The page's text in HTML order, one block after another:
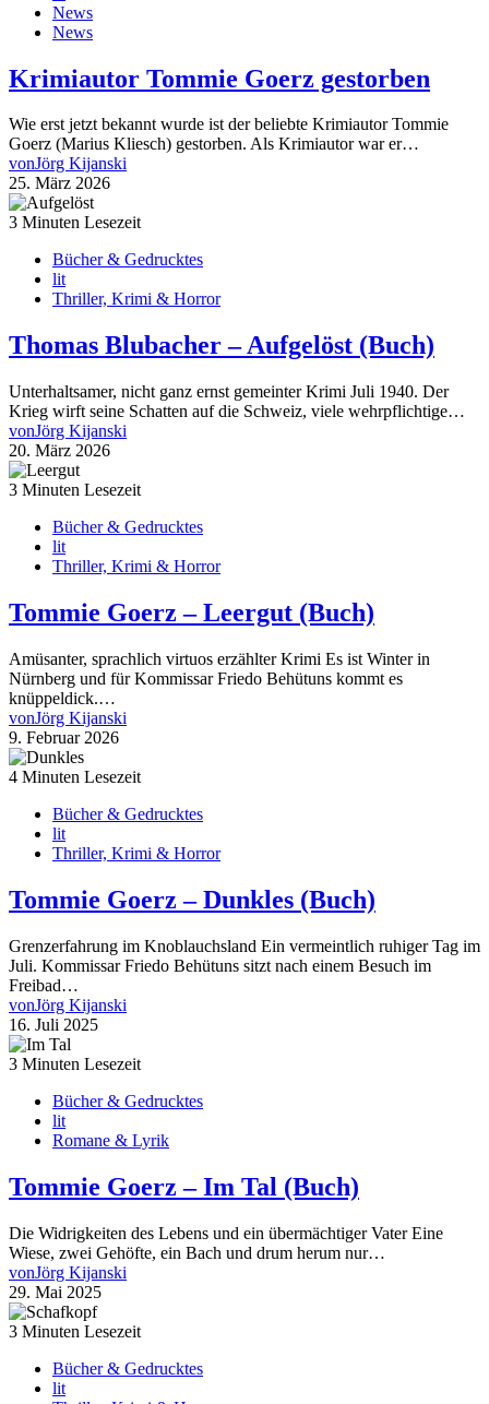
News
News
Krimiautor Tommie Goerz gestorben
Wie erst jetzt bekannt wurde ist der beliebte Krimiautor Tommie
Goerz (Marius Kliesch) gestorben. Als Krimiautor war er…
vonJörg Kijanski
25. März 2026
3 Minuten Lesezeit
Bücher & Gedrucktes
lit
Thriller, Krimi & Horror
Thomas Blubacher – Aufgelöst (Buch)
Unterhaltsamer, nicht ganz ernst gemeinter Krimi Juli 1940. Der
Krieg wirft seine Schatten auf die Schweiz, viele wehrpflichtige…
vonJörg Kijanski
20. März 2026
3 Minuten Lesezeit
Bücher & Gedrucktes
lit
Thriller, Krimi & Horror
Tommie Goerz – Leergut (Buch)
Amüsanter, sprachlich virtuos erzählter Krimi Es ist Winter in
Nürnberg und für Kommissar Friedo Behütuns kommt es
knüppeldick.…
vonJörg Kijanski
9. Februar 2026
4 Minuten Lesezeit
Bücher & Gedrucktes
lit
Thriller, Krimi & Horror
Tommie Goerz – Dunkles (Buch)
Grenzerfahrung im Knoblauchsland Ein vermeintlich ruhiger Tag im
Juli. Kommissar Friedo Behütuns sitzt nach einem Besuch im
Freibad…
vonJörg Kijanski
16. Juli 2025
3 Minuten Lesezeit
Bücher & Gedrucktes
lit
Romane & Lyrik
Tommie Goerz – Im Tal (Buch)
Die Widrigkeiten des Lebens und ein übermächtiger Vater Eine
Wiese, zwei Gehöfte, ein Bach und drum herum nur…
vonJörg Kijanski
29. Mai 2025
3 Minuten Lesezeit
Bücher & Gedrucktes
lit